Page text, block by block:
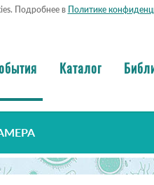
Подробнее в Политике
Каталог